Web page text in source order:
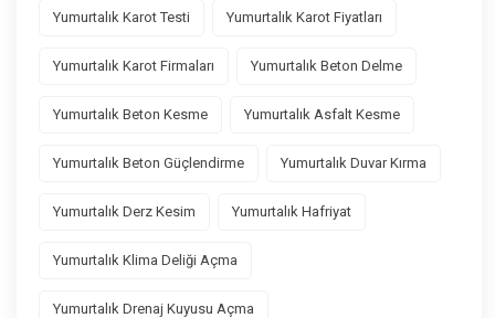
Yumurtalık Karot Testi Yumurtalık Karot Fiyatları
Yumurtalık Karot Firmaları Yumurtalık Beton Delme
Yumurtalık Beton Kesme Yumurtalık Asfalt Kesme
Yumurtalık Beton Güçlendirme Yumurtalık Duvar Kırma
Yumurtalık Derz Kesim Yumurtalık Hafriyat
Yumurtalık Klima Deliği Açma
Yumurtalık Drenaj Kuyusu Açma